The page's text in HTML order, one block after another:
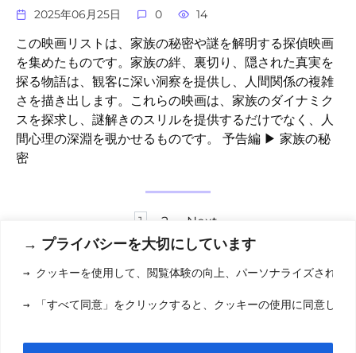
→ プライバシーを大切にしています
→ クッキーを使用して、閲覧体験の向上、パーソナライズされた
→ 「すべて同意」をクリックすると、クッキーの使用に同意した
2025年06月25日 0 14
この映画リストは、家族の秘密や謎を解明する探偵映画
を集めたものです。家族の絆、裏切り、隠された真実を
探る物語は、観客に深い洞察を提供し、人間関係の複雑
さを描き出します。これらの映画は、家族のダイナミク
スを探求し、謎解きのスリルを提供するだけでなく、人
間心理の深淵を覗かせるものです。 予告編 ▶ 家族の秘
密
pagination
1 2 Next
利用規約(りようきやく